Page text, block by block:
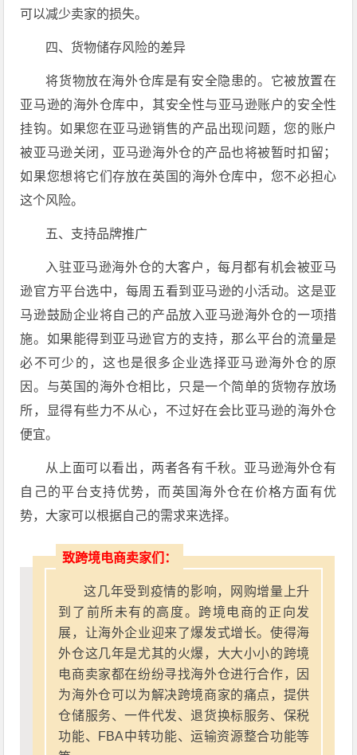
可以减少卖家的损失。
四、货物储存风险的差异
将货物放在海外仓库是有安全隐患的。它被放置在
亚马逊的海外仓库中，其安全性与亚马逊账户的安全性
挂钩。如果您在亚马逊销售的产品出现问题，您的账户
被亚马逊关闭，亚马逊海外仓的产品也将被暂时扣留；
如果您想将它们存放在英国的海外仓库中，您不必担心
这个风险。
五、支持品牌推广
入驻亚马逊海外仓的大客户，每月都有机会被亚马
逊官方平台选中，每周五看到亚马逊的小活动。这是亚
马逊鼓励企业将自己的产品放入亚马逊海外仓的一项措
施。如果能得到亚马逊官方的支持，那么平台的流量是
必不可少的，这也是很多企业选择亚马逊海外仓的原
因。与英国的海外仓相比，只是一个简单的货物存放场
所，显得有些力不从心，不过好在会比亚马逊的海外仓
便宜。
从上面可以看出，两者各有千秋。亚马逊海外仓有
自己的平台支持优势，而英国海外仓在价格方面有优
势，大家可以根据自己的需求来选择。
致跨境电商卖家们：
这几年受到疫情的影响，网购增量上升
到了前所未有的高度。跨境电商的正向发
展，让海外企业迎来了爆发式增长。使得海
外仓这几年是尤其的火爆，大大小小的跨境
电商卖家都在纷纷寻找海外仓进行合作，因
为海外仓可以为解决跨境商家的痛点，提供
仓储服务、一件代发、退货换标服务、保税
功能、FBA中转功能、运输资源整合功能等